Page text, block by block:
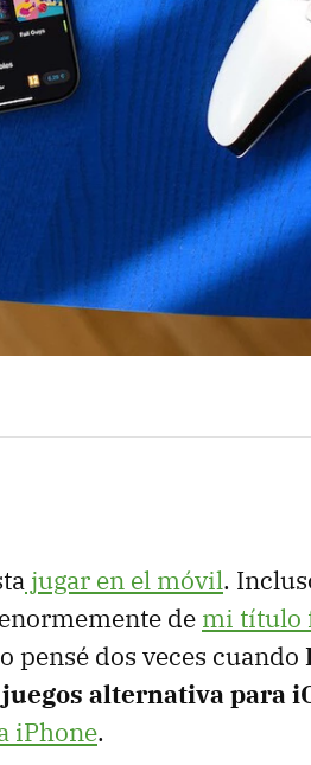
jugar en el móvil.
de mi título
pensé dos veces cuando
alternativa para
iPhone.